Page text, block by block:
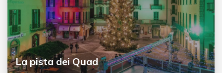
La pista dei Quad